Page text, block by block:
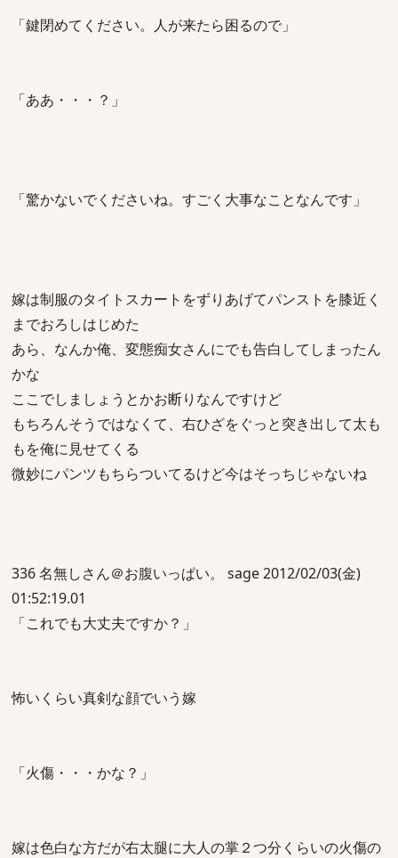
「鍵閉めてください。人が来たら困るので」
「ああ・・・？」
「驚かないでくださいね。すごく大事なことなんです」
嫁は制服のタイトスカートをずりあげてパンストを膝近く
までおろしはじめた
あら、なんか俺、変態痴女さんにでも告白してしまったん
かな
ここでしましょうとかお断りなんですけど
もちろんそうではなくて、右ひざをぐっと突き出して太も
もを俺に見せてくる
微妙にパンツもちらついてるけど今はそっちじゃないね
336 名無しさん＠お腹いっぱい。 sage 2012/02/03(金)
01:52:19.01
「これでも大丈夫ですか？」
怖いくらい真剣な顔でいう嫁
「火傷・・・かな？」
嫁は色白な方だが右太腿に大人の掌２つ分くらいの火傷の